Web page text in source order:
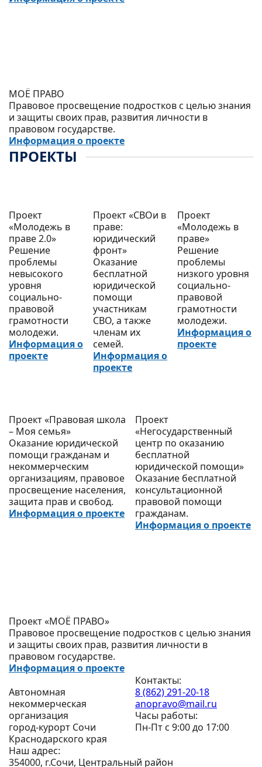
МОЁ ПРАВО
Правовое просвещение подростков с целью знания
и защиты своих прав, развития личности в
правовом государстве.
Информация о проекте
ПРОЕКТЫ
Проект
«Молодежь в
праве 2.0»
Решение
проблемы
невысокого
уровня
социально-
правовой
грамотности
молодежи.
Информация о
проекте
Проект «СВОи в
праве:
юридический
фронт»
Оказание
бесплатной
юридической
помощи
участникам
СВО, а также
членам их
семей.
Информация о
проекте
Проект
«Молодежь в
праве»
Решение
проблемы
низкого уровня
социально-
правовой
грамотности
молодежи.
Информация о
проекте
Проект «Правовая школа
– Моя семья»
Оказание юридической
помощи гражданам и
некоммерческим
организациям, правовое
просвещение населения,
защита прав и свобод.
Информация о проекте
Проект
«Негосударственный
центр по оказанию
бесплатной
юридической помощи»
Оказание бесплатной
консультационной
правовой помощи
гражданам.
Информация о проекте
Проект «МОЁ ПРАВО»
Правовое просвещение подростков с целью знания
и защиты своих прав, развития личности в
правовом государстве.
Информация о проекте
Автономная
некоммерческая
организация
город-курорт Сочи
Краснодарского края
Контакты:
8 (862) 291-20-18
anopravo@mail.ru
Часы работы:
Пн-Пт с 9:00 до 17:00
Наш адрес:
354000, г.Сочи, Центральный район